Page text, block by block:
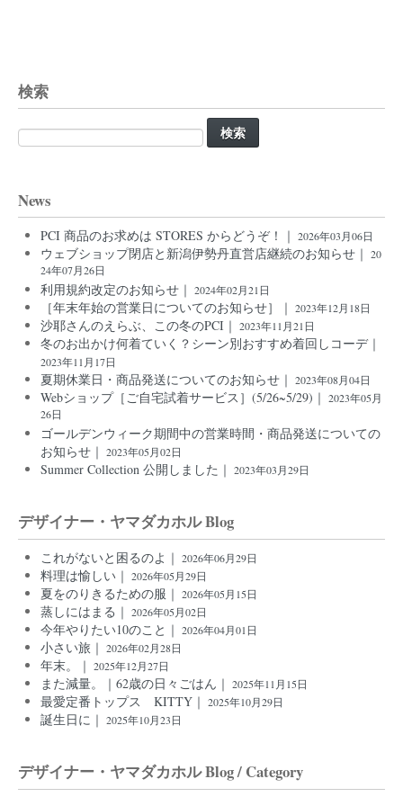
検索
検
索:
News
PCI 商品のお求めは STORES からどうぞ！｜ 2026年03月06日
ウェブショップ閉店と新潟伊勢丹直営店継続のお知らせ｜ 20
24年07月26日
利用規約改定のお知らせ｜ 2024年02月21日
［年末年始の営業日についてのお知らせ］｜ 2023年12月18日
沙耶さんのえらぶ、この冬のPCI｜ 2023年11月21日
冬のお出かけ何着ていく？シーン別おすすめ着回しコーデ｜
2023年11月17日
夏期休業日・商品発送についてのお知らせ｜ 2023年08月04日
Webショップ［ご自宅試着サービス］(5/26~5/29)｜ 2023年05月
26日
ゴールデンウィーク期間中の営業時間・商品発送についての
お知らせ｜ 2023年05月02日
Summer Collection 公開しました｜ 2023年03月29日
デザイナー・ヤマダカホル Blog
これがないと困るのよ｜ 2026年06月29日
料理は愉しい｜ 2026年05月29日
夏をのりきるための服｜ 2026年05月15日
蒸しにはまる｜ 2026年05月02日
今年やりたい10のこと｜ 2026年04月01日
小さい旅｜ 2026年02月28日
年末。｜ 2025年12月27日
また減量。｜62歳の日々ごはん｜ 2025年11月15日
最愛定番トップス KITTY｜ 2025年10月29日
誕生日に｜ 2025年10月23日
デザイナー・ヤマダカホル Blog / Category